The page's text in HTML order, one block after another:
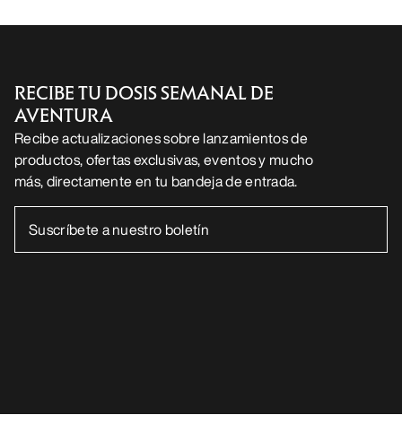
RECIBE TU DOSIS SEMANAL DE
AVENTURA
Recibe actualizaciones sobre lanzamientos de
productos, ofertas exclusivas, eventos y mucho
más, directamente en tu bandeja de entrada.